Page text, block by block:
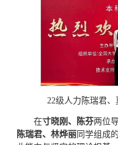
22级人力陈瑞君、
在寸晓刚、陈芬两位
陈瑞君、林烨丽 同学组成